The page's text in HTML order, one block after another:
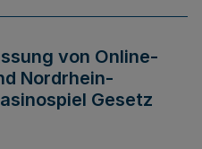
von Online-
Nordrhein-
Gesetz